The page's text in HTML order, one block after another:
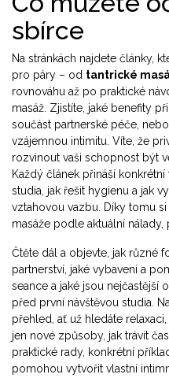
sbírce
Na stránkách najdete články,
pro páry – od tantrické
rovnováhu až po praktické
masáž . Zjistíte, jaké benefity
součást partnerské péče,
vzájemnou intimitu. Víte, že
rozvinout vaši schopnost být
Každý článek přináší
studia, jak řešit hygienu a jak
vztahovou vazbu. Díky tomu
masáže podle aktuální
Čtěte dál a objevte, jak různé
partnerství, jaké vybavení a
seance a jaké jsou nejčastější
před první návštěvou studia.
přehled, ať už hledáte
jen nové způsoby, jak trávit
praktické rady, konkrétní
pomohou vytvořit vlastní